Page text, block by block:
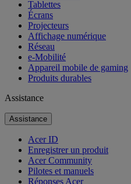
Tablettes
Écrans
Projecteurs
Affichage numérique
Réseau
e-Mobilité
Appareil mobile de gaming
Produits durables
Assistance
Assistance
Acer ID
Enregistrer un produit
Acer Community
Pilotes et manuels
Réponses Acer